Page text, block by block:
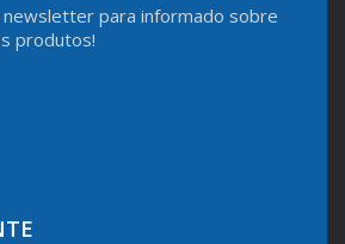
newsletter para informado sobre
produtos!